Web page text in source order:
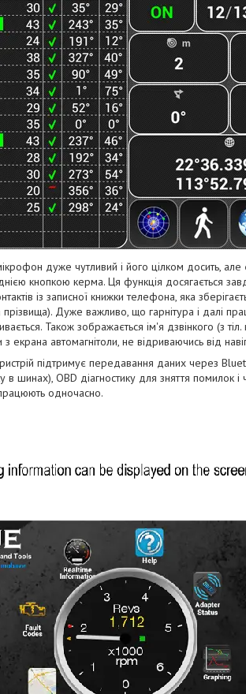
дуже чутливий і його цілком досить, але
кнопкою керма. Ця функція досягається
із записної книжки телефона, яка
прізвища). Дуже важливо, що гарнітура і далі
Також зображається ім'я дзвінкого (з
екрана автомагнітоли, не відриваючись від
підтримує передавання даних через
шинах), OBD діагностику для зняття помилок
одночасно.